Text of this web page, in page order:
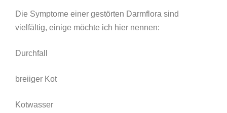
Die Symptome einer gestörten Darmflora sind
vielfältig, einige möchte ich hier nennen:
Durchfall
breiiger Kot
Kotwasser